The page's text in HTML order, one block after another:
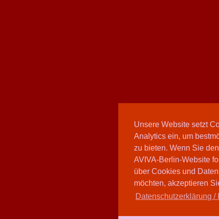
Unsere Website setzt
Analytics ein, um
zu bieten. Wenn Sie
AVIVA-Berlin-Website
über Cookies und
möchten, akzeptieren
Datenschutzerklärung /